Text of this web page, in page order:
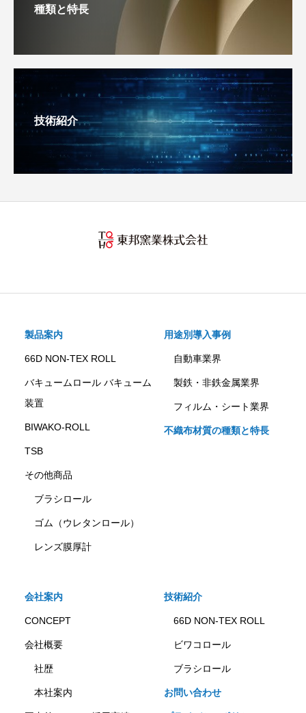
種類と特長
技術紹介
製品案内
66D NON-TEX ROLL
バキュームロール バキューム
装置
BIWAKO-ROLL
TSB
その他商品
ブラシロール
ゴム（ウレタンロール）
レンズ膜厚計
用途別導入事例
自動車業界
製鉄・非鉄金属業界
フィルム・シート業界
不織布材質の種類と特長
会社案内
CONCEPT
会社概要
社歴
本社案内
技術紹介
66D NON-TEX ROLL
ビワコロール
ブラシロール
お問い合わせ